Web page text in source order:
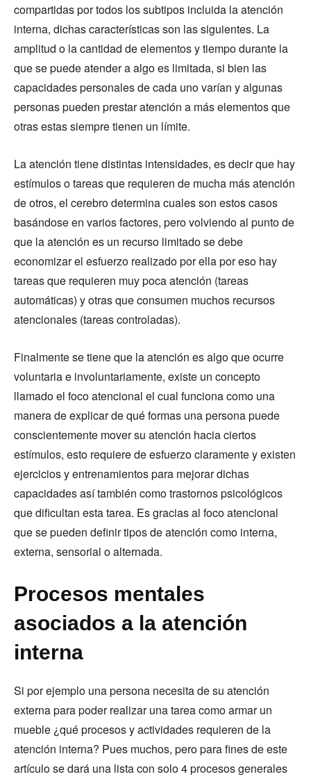
compartidas por todos los subtipos incluida la atención
interna, dichas características son las siguientes. La
amplitud o la cantidad de elementos y tiempo durante la
que se puede atender a algo es limitada, si bien las
capacidades personales de cada uno varían y algunas
personas pueden prestar atención a más elementos que
otras estas siempre tienen un límite.
La atención tiene distintas intensidades, es decir que hay
estímulos o tareas que requieren de mucha más atención
de otros, el cerebro determina cuales son estos casos
basándose en varios factores, pero volviendo al punto de
que la atención es un recurso limitado se debe
economizar el esfuerzo realizado por ella por eso hay
tareas que requieren muy poca atención (tareas
automáticas) y otras que consumen muchos recursos
atencionales (tareas controladas).
Finalmente se tiene que la atención es algo que ocurre
voluntaria e involuntariamente, existe un concepto
llamado el foco atencional el cual funciona como una
manera de explicar de qué formas una persona puede
conscientemente mover su atención hacia ciertos
estímulos, esto requiere de esfuerzo claramente y existen
ejercicios y entrenamientos para mejorar dichas
capacidades así también como trastornos psicológicos
que dificultan esta tarea. Es gracias al foco atencional
que se pueden definir tipos de atención como interna,
externa, sensorial o alternada.
Procesos mentales
asociados a la atención
interna
Si por ejemplo una persona necesita de su atención
externa para poder realizar una tarea como armar un
mueble ¿qué procesos y actividades requieren de la
atención interna? Pues muchos, pero para fines de este
artículo se dará una lista con solo 4 procesos generales